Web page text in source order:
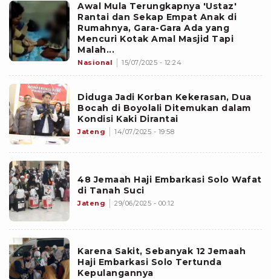
Awal Mula Terungkapnya 'Ustaz'
Rantai dan Sekap Empat Anak di
Rumahnya, Gara-Gara Ada yang
Mencuri Kotak Amal Masjid Tapi
Malah...
Nasional 15/07/2025 - 12:24
Diduga Jadi Korban Kekerasan, Dua
Bocah di Boyolali Ditemukan dalam
Kondisi Kaki Dirantai
Jateng 14/07/2025 - 19:58
48 Jemaah Haji Embarkasi Solo Wafat
di Tanah Suci
Jateng 29/06/2025 - 00:12
Karena Sakit, Sebanyak 12 Jemaah
Haji Embarkasi Solo Tertunda
Kepulangannya